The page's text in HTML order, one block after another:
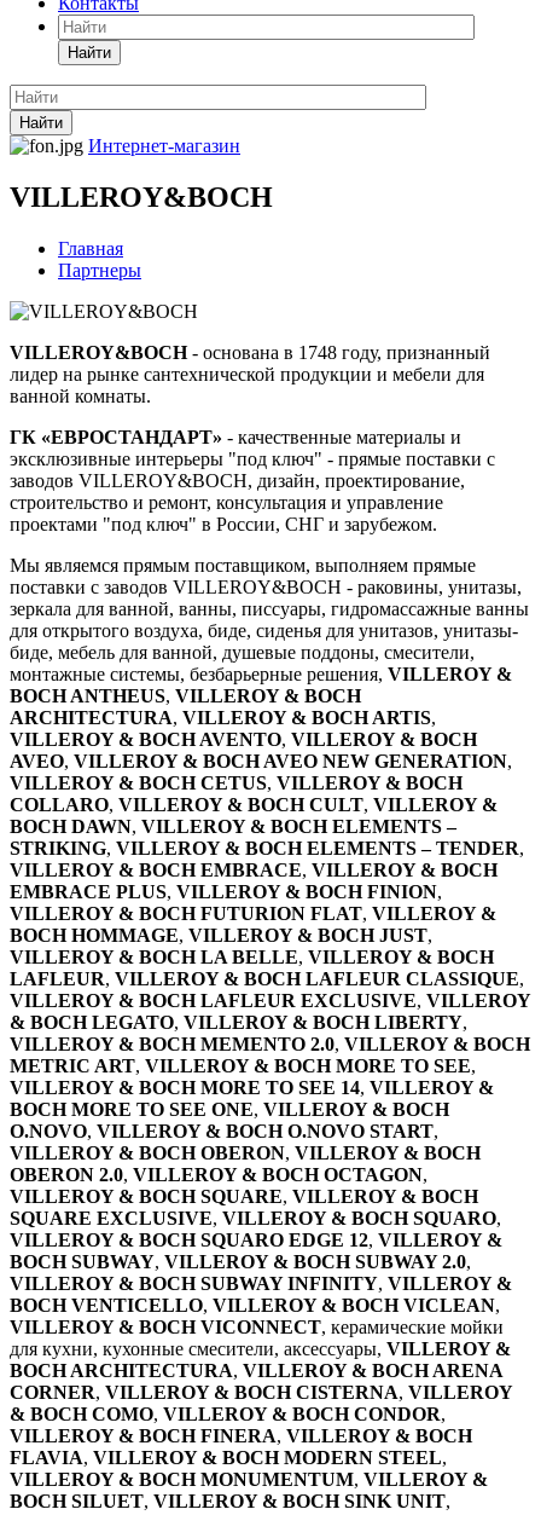
Найти
Найти
Интернет-магазин
VILLEROY&BOCH
Главная
Партнеры
VILLEROY&BOCH- основана в 1748 году, признанный
лидер на рынке сантехнической продукции и мебели для
ванной комнаты.
ГК «ЕВРОСТАНДАРТ» - качественные материалы и
эксклюзивные интерьеры "под ключ" - прямые поставки с
заводов VILLEROY&BOCH, дизайн, проектирование,
строительство и ремонт, консультация и управление
проектами "под ключ" в России, СНГ и зарубежом.
Мы являемся прямым поставщиком, выполняем прямые
поставки с заводов VILLEROY&BOCH - раковины, унитазы,
зеркала для ванной, ванны, писсуары, гидромассажные ванны
для открытого воздуха, биде, сиденья для унитазов, унитазы-
биде, мебель для ванной, душевые поддоны, смесители,
монтажные системы, безбарьерные решения, VILLEROY &
BOCH ANTHEUS, VILLEROY & BOCH
ARCHITECTURA, VILLEROY & BOCH ARTIS,
VILLEROY & BOCH AVENTO, VILLEROY & BOCH
AVEO, VILLEROY & BOCH AVEO NEW GENERATION,
VILLEROY & BOCH CETUS, VILLEROY & BOCH
COLLARO, VILLEROY & BOCH CULT, VILLEROY &
BOCH DAWN, VILLEROY & BOCH ELEMENTS –
STRIKING, VILLEROY & BOCH ELEMENTS – TENDER,
VILLEROY & BOCH EMBRACE, VILLEROY & BOCH
EMBRACE PLUS, VILLEROY & BOCH FINION,
VILLEROY & BOCH FUTURION FLAT, VILLEROY &
BOCH HOMMAGE, VILLEROY & BOCH JUST,
VILLEROY & BOCH LA BELLE, VILLEROY & BOCH
LAFLEUR, VILLEROY & BOCH LAFLEUR CLASSIQUE,
VILLEROY & BOCH LAFLEUR EXCLUSIVE, VILLEROY
& BOCH LEGATO, VILLEROY & BOCH LIBERTY,
VILLEROY & BOCH MEMENTO 2.0, VILLEROY & BOCH
METRIC ART, VILLEROY & BOCH MORE TO SEE,
VILLEROY & BOCH MORE TO SEE 14, VILLEROY &
BOCH MORE TO SEE ONE, VILLEROY & BOCH
O.NOVO, VILLEROY & BOCH O.NOVO START,
VILLEROY & BOCH OBERON, VILLEROY & BOCH
OBERON 2.0, VILLEROY & BOCH OCTAGON,
VILLEROY & BOCH SQUARE, VILLEROY & BOCH
SQUARE EXCLUSIVE, VILLEROY & BOCH SQUARO,
VILLEROY & BOCH SQUARO EDGE 12, VILLEROY &
BOCH SUBWAY, VILLEROY & BOCH SUBWAY 2.0,
VILLEROY & BOCH SUBWAY INFINITY, VILLEROY &
BOCH VENTICELLO, VILLEROY & BOCH VICLEAN,
VILLEROY & BOCH VICONNECT, керамические мойки
для кухни, кухонные смесители, аксессуары, VILLEROY &
BOCH ARCHITECTURA, VILLEROY & BOCH ARENA
CORNER, VILLEROY & BOCH CISTERNA, VILLEROY
& BOCH COMO, VILLEROY & BOCH CONDOR,
VILLEROY & BOCH FINERA, VILLEROY & BOCH
FLAVIA, VILLEROY & BOCH MODERN STEEL,
VILLEROY & BOCH MONUMENTUM, VILLEROY &
BOCH SILUET, VILLEROY & BOCH SINK UNIT,